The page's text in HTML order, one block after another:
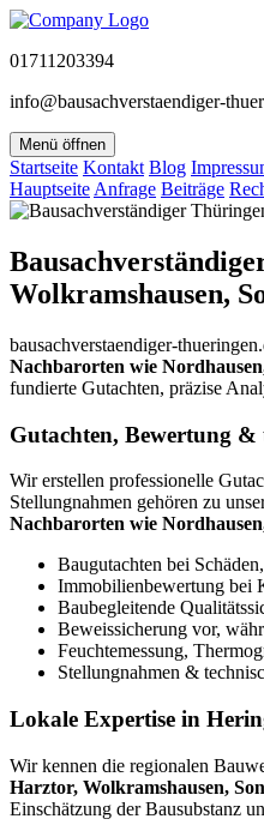
01711203394
info@bausachverstaendiger-
Menü öffnen
Startseite Kontakt Blog
Hauptseite Anfrage Beiträge
Wolkramshausen,
bausachverstaendiger-
Nachbarorten wie
fundierte Gutachten, präzise
Gutachten, Bewertung
Wir erstellen professionelle
Stellungnahmen gehören zu
Nachbarorten wie
Baugutachten bei
Immobilienbewertung bei
Baubegleitende
Beweissicherung vor,
Feuchtemessung,
Stellungnahmen &
Lokale Expertise in
Wir kennen die regionalen
Harztor, Wolkramshausen,
Einschätzung der Bausubstanz